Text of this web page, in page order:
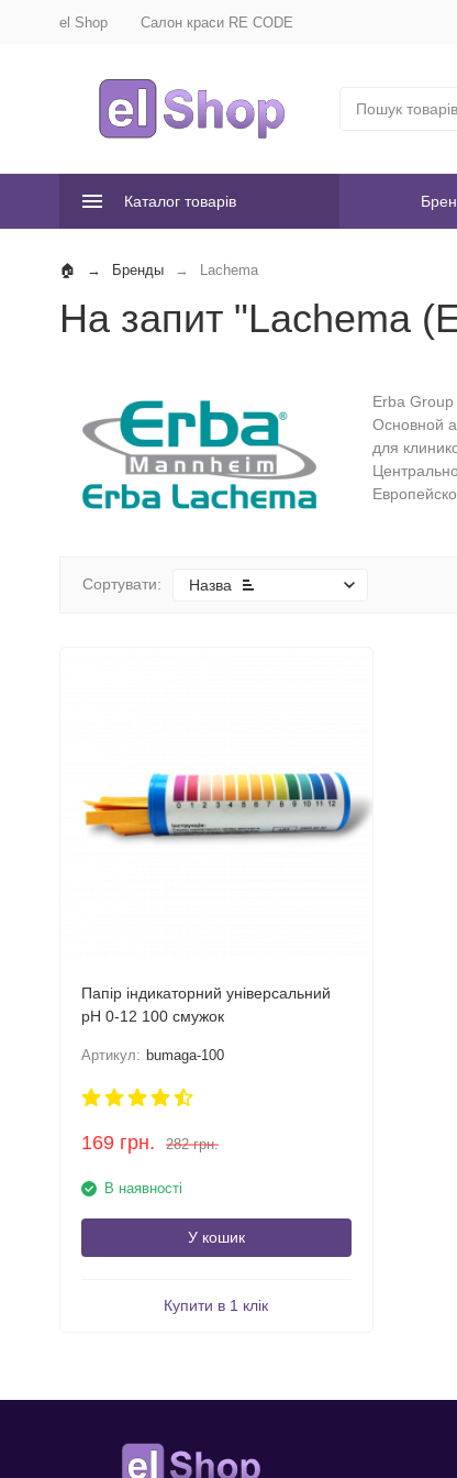
el Shop Салон краси RE CODE
Каталог товарів
Бренды Lachema
На запит "Lachema
Erba
Основной
для
Сортувати: Назва
Папір індикаторний універсальний
pH 0-12 100 смужок
Артикул: bumaga-100
169 грн. 282 грн.
В наявності
У кошик
Купити в 1 клік